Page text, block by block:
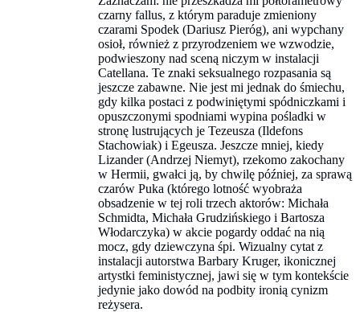
czarny fallus, z którym paraduje zmieniony
czarami Spodek (Dariusz Pieróg), ani wypchany
osioł, również z przyrodzeniem we wzwodzie,
podwieszony nad sceną niczym w instalacji
Catellana. Te znaki seksualnego rozpasania są
jeszcze zabawne. Nie jest mi jednak do śmiechu,
gdy kilka postaci z podwiniętymi spódniczkami i
opuszczonymi spodniami wypina pośladki w
stronę lustrujących je Tezeusza (Ildefons
Stachowiak) i Egeusza. Jeszcze mniej, kiedy
Lizander (Andrzej Niemyt), rzekomo zakochany
w Hermii, gwałci ją, by chwilę później, za sprawą
czarów Puka (którego lotność wyobraża
obsadzenie w tej roli trzech aktorów: Michała
Schmidta, Michała Grudzińskiego i Bartosza
Włodarczyka) w akcie pogardy oddać na nią
mocz, gdy dziewczyna śpi. Wizualny cytat z
instalacji autorstwa Barbary Kruger, ikonicznej
artystki feministycznej, jawi się w tym kontekście
jedynie jako dowód na podbity ironią cynizm
reżysera.